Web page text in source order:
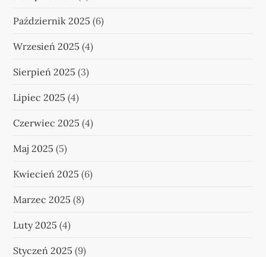
Październik 2025 (6)
Wrzesień 2025 (4)
Sierpień 2025 (3)
Lipiec 2025 (4)
Czerwiec 2025 (4)
Maj 2025 (5)
Kwiecień 2025 (6)
Marzec 2025 (8)
Luty 2025 (4)
Styczeń 2025 (9)